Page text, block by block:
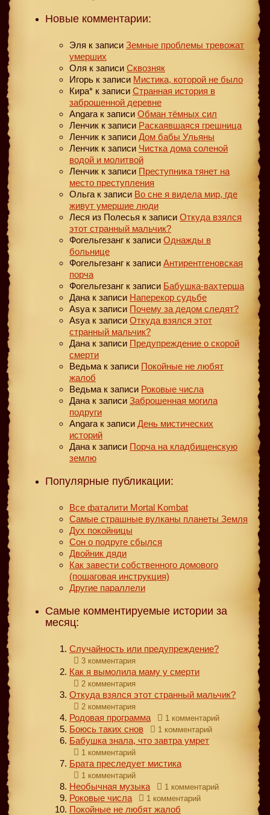
Новые комментарии:
Эля к записи Земные проблемы тревожат
умерших
Оля к записи Сквозняк
Игорь к записи Мистика, которой не было
Кира* к записи Странная история в
заброшенной деревне
Angara к записи Обман тёмных сил
Ленчик к записи Раскаявшаяся грешница
Ленчик к записи Дом бабы Ульяны
Ленчик к записи Чистка дома соленой
водой и молитвой
Ленчик к записи Преступника тянет на
место преступления
Ольга к записи Во сне я видела мир, где
живут умершие люди
Леся из Полесья к записи Откуда взялся
этот странный мальчик?
Фогельгезанг к записи Однажды в
больнице
Фогельгезанг к записи Антирентгеновская
порча
Фогельгезанг к записи Бабушка-вахтерша
Дана к записи Наперекор судьбе
Asya к записи Почему за дедом следят?
Asya к записи Откуда взялся этот
странный мальчик?
Дана к записи Предупреждение о скорой
смерти
Ведьма к записи Покойные не любят
жалоб
Ведьма к записи Роковые числа
Дана к записи Заброшенная могила
подруги
Angara к записи День мистических
историй
Дана к записи Порча на кладбищенскую
землю
Популярные публикации:
Все фаталити Mortal Kombat
Самые страшные вулканы планеты Земля
Дух покойницы
Сон о подруге сбылся
Двойник дяди
Как завести собственного домового
(пошаговая инструкция)
Другие параллели
Самые комментируемые истории за
месяц:
Случайность или предупреждение?
3 комментария
Как я вымолила маму у смерти
2 комментария
Откуда взялся этот странный мальчик?
2 комментария
Родовая программа 1 комментарий
Боюсь таких снов 1 комментарий
Бабушка знала, что завтра умрет
1 комментарий
Брата преследует мистика
1 комментарий
Необычная музыка 1 комментарий
Роковые числа 1 комментарий
Покойные не любят жалоб